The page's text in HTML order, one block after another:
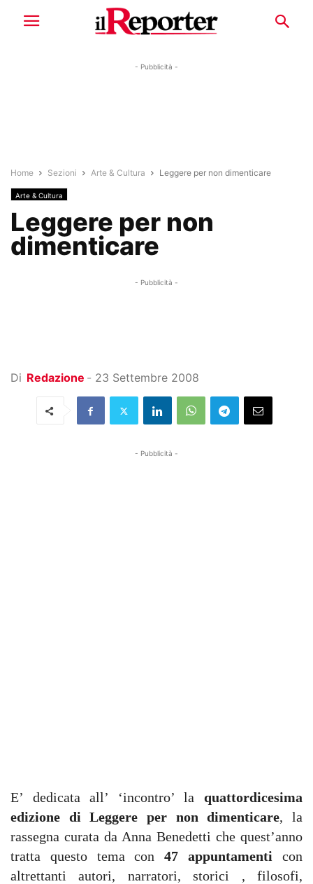
- Pubblicità -
Home Sezioni Arte & Cultura Leggere per non dimenticare
Arte & Cultura
Leggere per non
dimenticare
- Pubblicità -
Di Redazione - 23 Settembre 2008
- Pubblicità -
E’ dedicata all’ ‘incontro’ la quattordicesima
edizione di Leggere per non dimenticare, la
rassegna curata da Anna Benedetti che quest’anno
tratta questo tema con47 appuntamenticon
altrettanti autori, narratori, storici , filosofi,